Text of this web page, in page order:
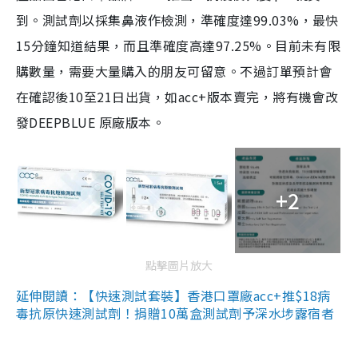
到。測試劑以採集鼻液作檢測，準確度達99.03%，最快
15分鐘知道結果，而且準確度高達97.25%。目前未有限
購數量，需要大量購入的朋友可留意。不過訂單預計會
在確認後10至21日出貨，如acc+版本賣完，將有機會改
發DEEPBLUE 原廠版本。
+2
點擊圖片放大
延伸閱讀：【快速測試套裝】香港口罩廠acc+推$18病
毒抗原快速測試劑！捐贈10萬盒測試劑予深水埗露宿者